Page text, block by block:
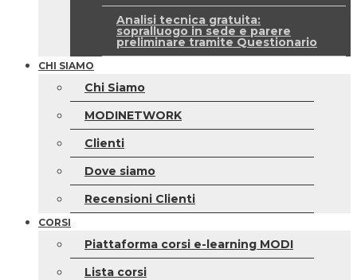
Analisi tecnica gratuita:
sopralluogo in sede e parere
preliminare tramite Questionario
CHI SIAMO
Chi Siamo
MODINETWORK
Clienti
Dove siamo
Recensioni Clienti
CORSI
Piattaforma corsi e-learning MODI
Lista corsi